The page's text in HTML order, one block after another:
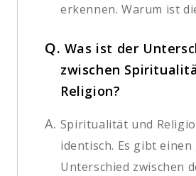
erkennen. Warum ist
Q. Was ist der
zwischen
Religion?
A. Spiritualität und
identisch. Es gibt
Unterschied zwischen